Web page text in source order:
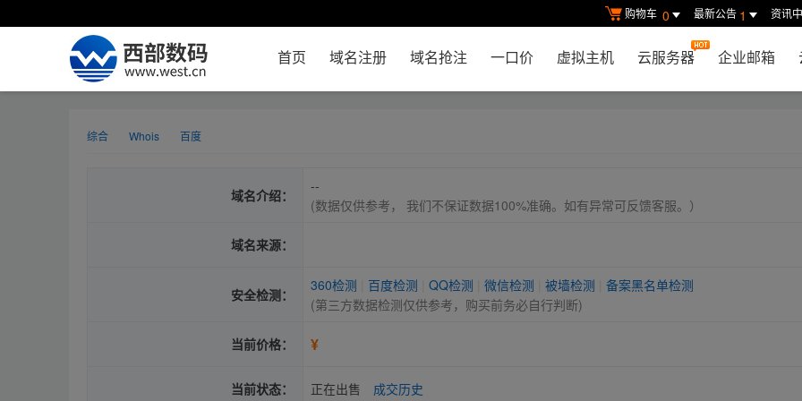
购物车 0 最新公告 1 资讯
首页 域名注册 域名抢注 一口价 虚拟主机 云服务器 企业邮箱
综合 Whois 百度
域名介绍：
--
(数据仅供参考， 我们不保证数据100%准确。如有异常可反馈客服。）
域名来源：
安全检测：
360检测 百度检测 QQ检测 微信检测 被墙检测
备案黑名单检测
(第三方数据检测仅供参考，购买前务必自行判断)
当前价格： ¥
当前状态： 正在出售 成交历史